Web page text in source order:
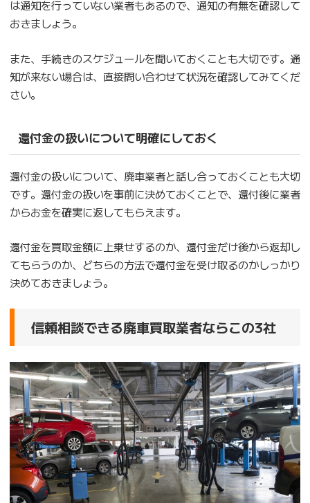
は通知を行っていない業者もあるので、通知の有無を確認して
おきましょう。
また、手続きのスケジュールを聞いておくことも大切です。通
知が来ない場合は、直接問い合わせて状況を確認してみてくだ
さい。
還付金の扱いについて明確にしておく
還付金の扱いについて、廃車業者と話し合っておくことも大切
です。還付金の扱いを事前に決めておくことで、還付後に業者
からお金を確実に返してもらえます。
還付金を買取金額に上乗せするのか、還付金だけ後から返却し
てもらうのか、どちらの方法で還付金を受け取るのかしっかり
決めておきましょう。
信頼相談できる廃車買取業者ならこの3社